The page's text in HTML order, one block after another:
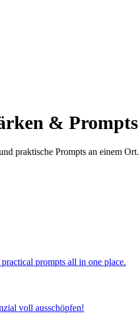
& Prompts
praktische Prompts an einem Ort.
prompts all in one place.
voll ausschöpfen!